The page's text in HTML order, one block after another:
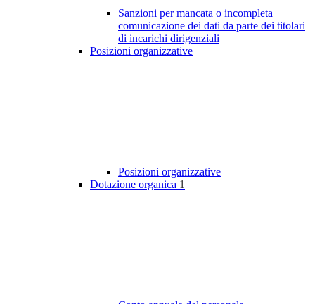
Sanzioni per mancata o incompleta
comunicazione dei dati da parte dei titolari
di incarichi dirigenziali
Posizioni organizzative
Posizioni organizzative
Dotazione organica 1